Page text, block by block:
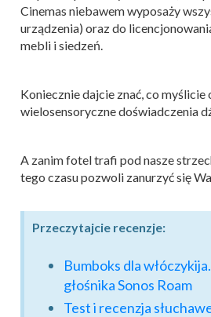
Cinemas niebawem wyposaży
urządzenia) oraz do
mebli i siedzeń.
Koniecznie dajcie znać, co
wielosensoryczne doświadczenia
A zanim fotel trafi pod nasze
tego czasu pozwoli zanurzyć się
Przeczytajcie recenzje:
Bumboks dla
głośnika Sonos Roam
Test i recenzja